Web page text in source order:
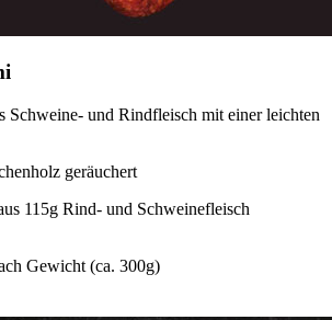
Schweine- und Rindfleisch mit einer leichten
geräuchert
115g Rind- und Schweinefleisch
Gewicht (ca. 300g)